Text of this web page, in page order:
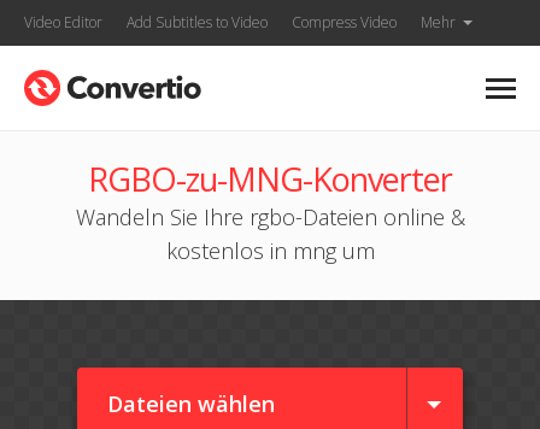
Video Editor Add Subtitles to Video Compress Video Mehr
RGBO-zu-MNG-Konverter
Wandeln Sie Ihre rgbo-Dateien online &
kostenlos in mng um
Dateien wählen